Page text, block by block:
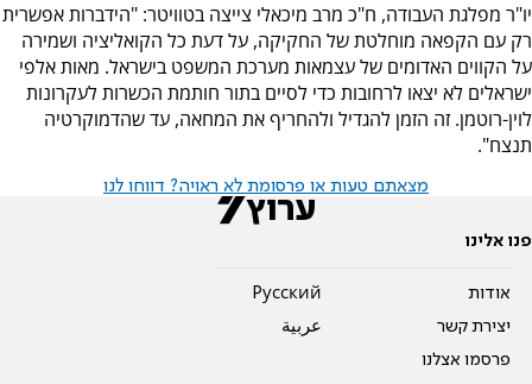
יו"ר מפלגת העבודה, ח"כ מרב מיכאלי צייצה בטוויטר: "הידברות אפשרית
רק עם הקפאה מוחלטת של החקיקה, על דעת כל הקואליציה ושמירה
על הקווים האדומים של עצמאות מערכת המשפט בישראל. מאות אלפי
ישראלים לא יצאו לרחובות כדי לסיים בתור חותמת הכשרות לעקרונות
לוין-רוטמן. זה הזמן להגדיל ולהחריף את המחאה, עד שהדמוקרטיה
תנצח".
מצאתם טעות או פרסומת לא ראויה? דווחו לנו
פנו אלינו
אודות
יצירת קשר
פרסמו אצלנו
Pусский
عربية